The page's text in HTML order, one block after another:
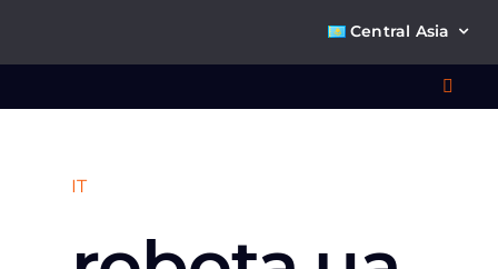
Central Asia
IT